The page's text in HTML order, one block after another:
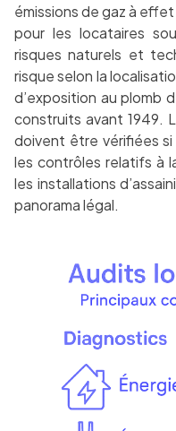
émissions de gaz à
pour les locataires
risques naturels et
risque selon la
d’exposition au plomb
construits avant 1949.
doivent être vérifiées
les contrôles relatifs à
les installations
panorama légal.